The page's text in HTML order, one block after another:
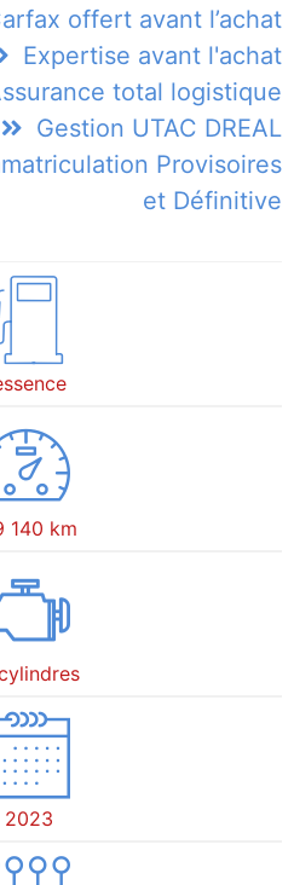
offert avant l’achat
Expertise avant l'achat
total logistique
Gestion UTAC DREAL
Provisoires
et Définitive
140 km
2023